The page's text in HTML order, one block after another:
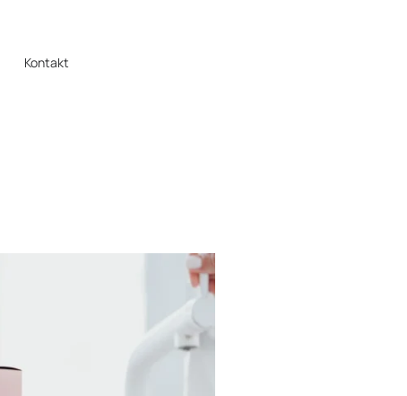
Kontakt